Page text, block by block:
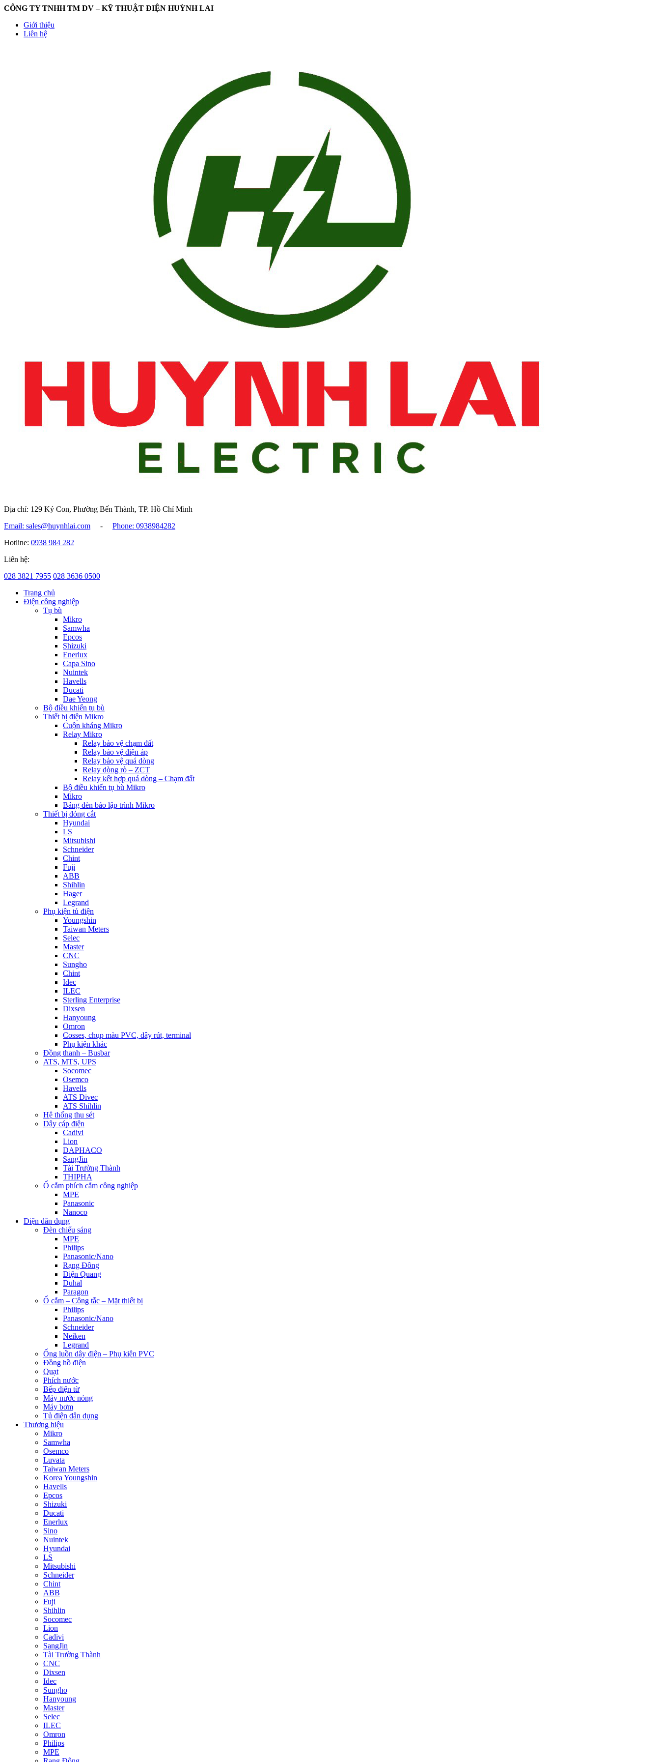
CÔNG TY TNHH TM DV – KỸ THUẬT ĐIỆN HUỲNH LAI
Giới thiệu
Liên hệ
Địa chỉ: 129 Ký Con, Phường Bến Thành, TP. Hồ Chí Minh
Email: sales@huynhlai.com
-
Phone: 0938984282
Hotline: 0938 984 282
Liên hệ:
028 3821 7955 028 3636 0500
Trang chủ
Điện công nghiệp
Tụ bù
Mikro
Samwha
Epcos
Shizuki
Enerlux
Capa Sino
Nuintek
Havells
Ducati
Dae Yeong
Bộ điều khiển tụ bù
Thiết bị điện Mikro
Cuộn kháng Mikro
Relay Mikro
Relay bảo vệ chạm đất
Relay bảo vệ điện áp
Relay bảo vệ quá dòng
Relay dòng rò – ZCT
Relay kết hợp quá dòng – Chạm đất
Bộ điều khiển tụ bù Mikro
Mikro
Bảng đèn báo lập trình Mikro
Thiết bị đóng cắt
Hyundai
LS
Mitsubishi
Schneider
Chint
Fuji
ABB
Shihlin
Hager
Legrand
Phụ kiện tủ điện
Youngshin
Taiwan Meters
Selec
Master
CNC
Sungho
Chint
Idec
ILEC
Sterling Enterprise
Dixsen
Hanyoung
Omron
Cosses, chụp màu PVC, dây rút, terminal
Phụ kiện khác
Đồng thanh – Busbar
ATS, MTS, UPS
Socomec
Osemco
Havells
ATS Divec
ATS Shihlin
Hệ thống thu sét
Dây cáp điện
Cadivi
Lion
DAPHACO
SangJin
Tài Trường Thành
THIPHA
Ổ cắm phích cắm công nghiệp
MPE
Panasonic
Nanoco
Điện dân dụng
Đèn chiếu sáng
MPE
Philips
Panasonic/Nano
Rạng Đông
Điện Quang
Duhal
Paragon
Ổ cắm – Công tắc – Mặt thiết bị
Philips
Panasonic/Nano
Schneider
Neiken
Legrand
Ống luồn dây điện – Phụ kiện PVC
Đồng hồ điện
Quạt
Phích nước
Bếp điện từ
Máy nước nóng
Máy bơm
Tủ điện dân dụng
Thương hiệu
Mikro
Samwha
Osemco
Luvata
Taiwan Meters
Korea Youngshin
Havells
Epcos
Shizuki
Ducati
Enerlux
Sino
Nuintek
Hyundai
LS
Mitsubishi
Schneider
Chint
ABB
Fuji
Shihlin
Socomec
Lion
Cadivi
SangJin
Tài Trường Thành
CNC
Dixsen
Idec
Sungho
Hanyoung
Master
Selec
ILEC
Omron
Philips
MPE